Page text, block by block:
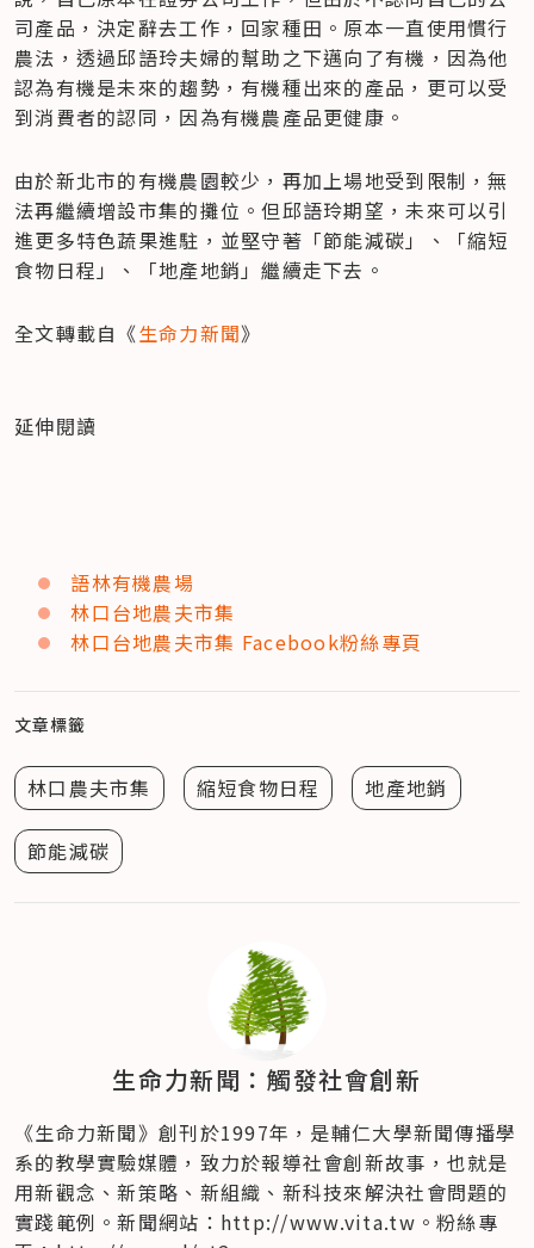
司產品，決定辭去工作，回家種田。原本一直使用慣行
農法，透過邱語玲夫婦的幫助之下邁向了有機，因為他
認為有機是未來的趨勢，有機種出來的產品，更可以受
到消費者的認同，因為有機農產品更健康。
由於新北市的有機農園較少，再加上場地受到限制，無
法再繼續增設市集的攤位。但邱語玲期望，未來可以引
進更多特色蔬果進駐，並堅守著「節能減碳」、「縮短
食物日程」、「地產地銷」繼續走下去。
全文轉載自《生命力新聞》
延伸閱讀
語林有機農場
林口台地農夫市集
林口台地農夫市集 Facebook粉絲專頁
文章標籤
林口農夫市集 縮短食物日程 地產地銷
節能減碳
生命力新聞：觸發社會創新
《生命力新聞》創刊於1997年，是輔仁大學新聞傳播學
系的教學實驗媒體，致力於報導社會創新故事，也就是
用新觀念、新策略、新組織、新科技來解決社會問題的
實踐範例。新聞網站：http://www.vita.tw。粉絲專